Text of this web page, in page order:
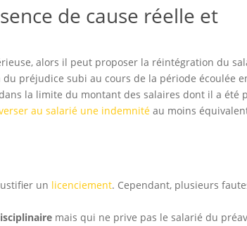
de cause réelle et
alors il peut proposer la réintégration du
préjudice subi au cours de la période écoulée
la limite du montant des salaires dont il a été
au salarié une indemnité au moins
un licenciement. Cependant, plusieurs
mais qui ne prive pas le salarié du